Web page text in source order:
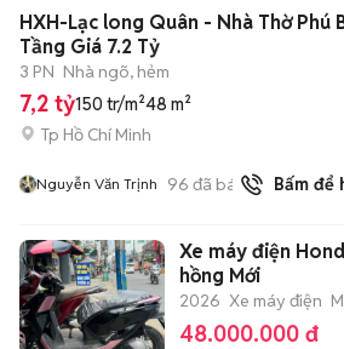
HXH-Lạc long Quân - Nhà Thờ Phú
Tầng Giá 7.2 Tỷ
3 PN Nhà ngõ, hẻm
7,2 tỷ150 tr/m²48 m²
Tp Hồ Chí Minh
Nguyễn Văn Trịnh 96 đã bán Bấm để
Xe máy điện
hồng Mới
2026 Xe máy điện
48.000.000 đ